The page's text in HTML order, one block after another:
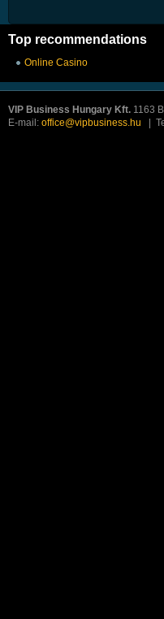
Top recommendations
Online Casino
VIP Business Hungary Kft. 1163
E-mail: office@vipbusiness.hu |